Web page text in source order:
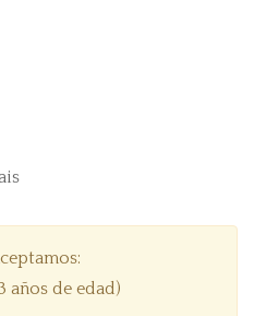
años de edad)